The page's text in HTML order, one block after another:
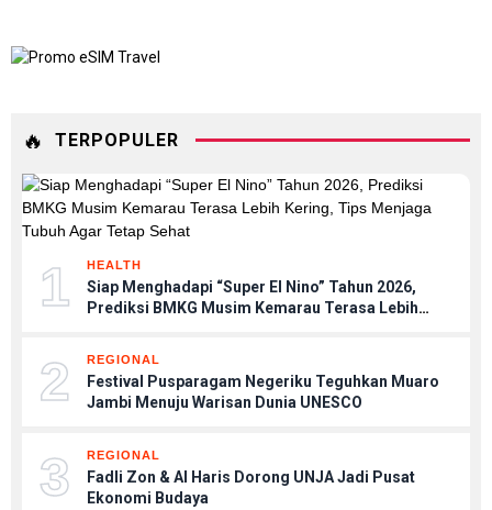
🔥 TERPOPULER
1 HEALTH
Siap Menghadapi “Super El Nino” Tahun 2026,
Prediksi BMKG Musim Kemarau Terasa Lebih
2 REGIONAL
Festival Pusparagam Negeriku Teguhkan Muaro
Jambi Menuju Warisan Dunia UNESCO
3 REGIONAL
Fadli Zon & Al Haris Dorong UNJA Jadi Pusat
Ekonomi Budaya